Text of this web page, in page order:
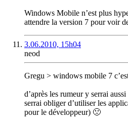
Windows Mobile n’est plus
attendre la version 7 pour voir
3.06.2010, 15h04
neod
Gregu > windows mobile 7
d’après les rumeur y serrai
serrai obliger d’utiliser les
pour le développeur) 🙁